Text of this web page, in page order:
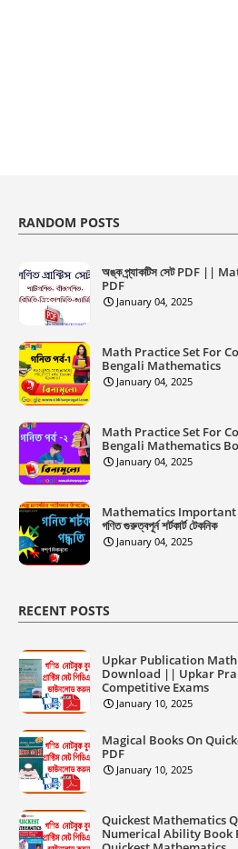
RANDOM POSTS
অঙ্ক প্র্যাকটিস সেট PDF ||
PDF
January 04, 2025
Math Practice Set For
Bengali Mathematics
January 04, 2025
Math Practice Set For
Bengali Mathematics
January 04, 2025
Mathematics
গণিত গুরুত্বপূর্ন শর্টকার্ট টেকনিক
January 04, 2025
RECENT POSTS
Upkar Publication
Download || Upkar
Competitive Exams
January 10, 2025
Magical Books On
PDF
January 10, 2025
Quickest Mathematics
Numerical Ability Book